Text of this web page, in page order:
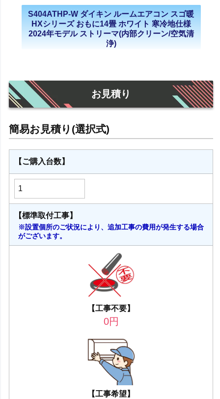
S404ATHP-W ダイキン ルームエアコン スゴ暖
HXシリーズ おもに14畳 ホワイト 寒冷地仕様
2024年モデル ストリーマ(内部クリーン/空気清
浄)
お見積り
【ご購入台数】
【標準取付工事】
※設置個所のご状況により、追加工事の費用が発生する場合
がございます。
【工事不要】
0円
【工事希望】